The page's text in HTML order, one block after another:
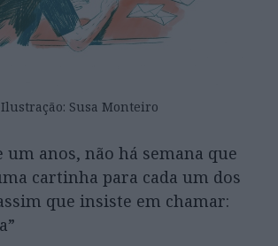
Ilustração: Susa Monteiro
um anos, não há semana que
cartinha para cada um dos
que insiste em chamar: